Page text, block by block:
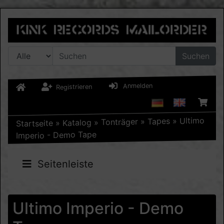
Suchen
Registrieren Anmelden
Startseite » Katalog » Tonträger » Tapes » Ultimo
Imperio - Demo Tape
Seitenleiste
Ultimo Imperio - Demo